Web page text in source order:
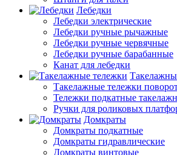
Лебедки
Лебедки электрические
Лебедки ручные рычажные
Лебедки ручные червячные
Лебедки ручные барабанные
Канат для лебедки
Такелажные тележки
Тележки подкатные
Ручки для роликовых
Домкраты
Домкраты подкатные
Домкраты гидравлические
Домкраты винтовые